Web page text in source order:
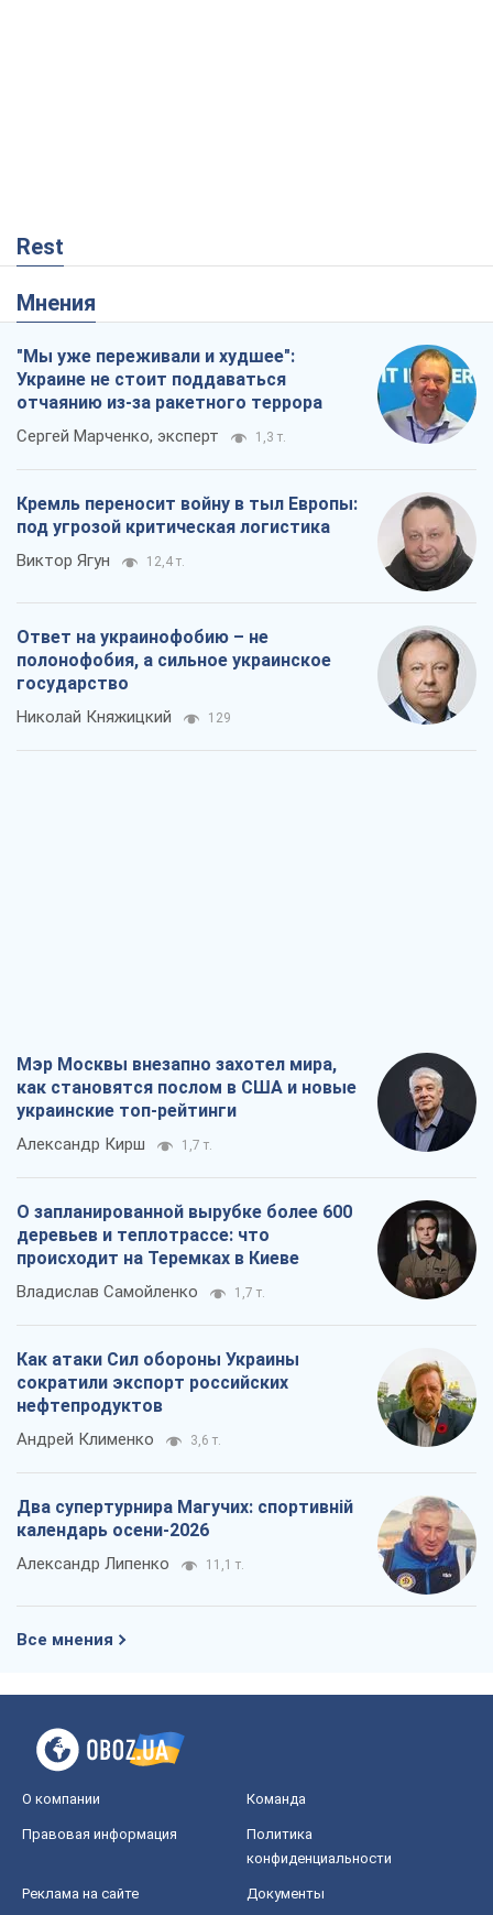
Rest
Мнения
"Мы уже переживали и худшее":
Украине не стоит поддаваться
отчаянию из-за ракетного террора
Сергей Марченко, эксперт 1,3 т.
Кремль переносит войну в тыл Европы:
под угрозой критическая логистика
Виктор Ягун 12,4 т.
Ответ на украинофобию – не
полонофобия, а сильное украинское
государство
Николай Княжицкий 129
Мэр Москвы внезапно захотел мира,
как становятся послом в США и новые
украинские топ-рейтинги
Александр Кирш 1,7 т.
О запланированной вырубке более 600
деревьев и теплотрассе: что
происходит на Теремках в Киеве
Владислав Самойленко 1,7 т.
Как атаки Сил обороны Украины
сократили экспорт российских
нефтепродуктов
Андрей Клименко 3,6 т.
Два супертурнира Магучих: спортивній
календарь осени-2026
Александр Липенко 11,1 т.
Все мнения
О компании Команда
Правовая информация
Политика
конфиденциальности
Реклама на сайте Документы